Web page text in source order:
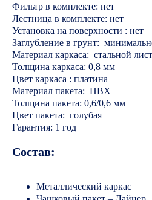
Фильтр в комплекте: нет
Лестница в комплекте: нет
Установка на поверхности : нет
Заглубление в грунт:
Материал каркаса: стальной
Толщина каркаса: 0,8 мм
Цвет каркаса : платина
Материал пакета: ПВХ
Толщина пакета: 0,6/0,6 мм
Цвет пакета: голубая
Гарантия: 1 год
Состав:
Металлический каркас